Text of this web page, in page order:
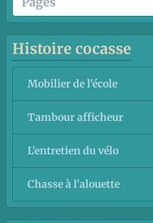
Histoire cocasse
Mobilier de l'école
Tambour afficheur
L'entretien du vélo
Chasse à l'alouette